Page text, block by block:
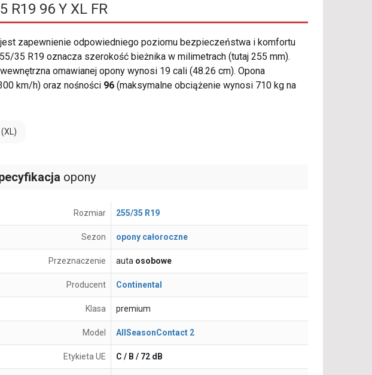
R19 96 Y XL FR
jest zapewnienie odpowiedniego poziomu bezpieczeństwa i komfortu
35 R19 oznacza szerokość bieżnika w milimetrach (tutaj 255 mm).
omawianej opony wynosi 19 cali (48.26 cm). Opona
km/h) oraz nośności 96 (maksymalne obciążenie wynosi 710 kg na
opony
Rozmiar 255/35 R19
Sezon opony całoroczne
Przeznaczenie auta osobowe
Producent Continental
Klasa premium
Model AllSeasonContact 2
Etykieta UE C / B / 72 dB